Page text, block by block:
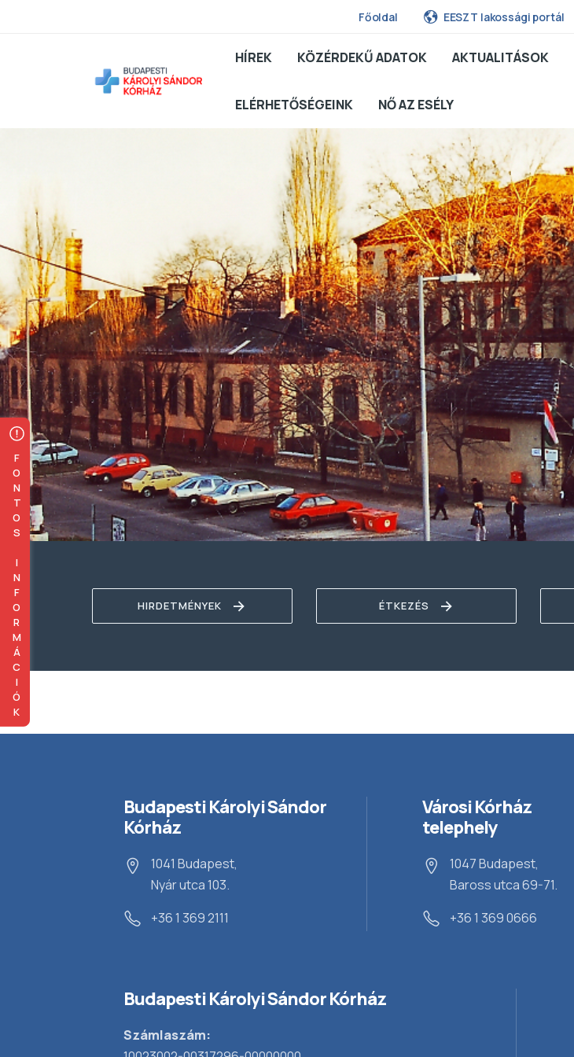
Főoldal EESZT lakossági portál
HÍREK KÖZÉRDEKŰ ADATOK AKTUALITÁSOK
ELÉRHETŐSÉGEINK NŐ AZ ESÉLY
FONTOS INFORMÁCIÓK HIRDETMÉNYEK ÉTKEZÉS
Budapesti Károlyi Sándor
Kórház
1041 Budapest,
Nyár utca 103.
+36 1 369 2111
Városi Kórház
telephely
1047 Budapest,
Baross utca 69-71.
+36 1 369 0666
Budapesti Károlyi Sándor Kórház
Számlaszám: